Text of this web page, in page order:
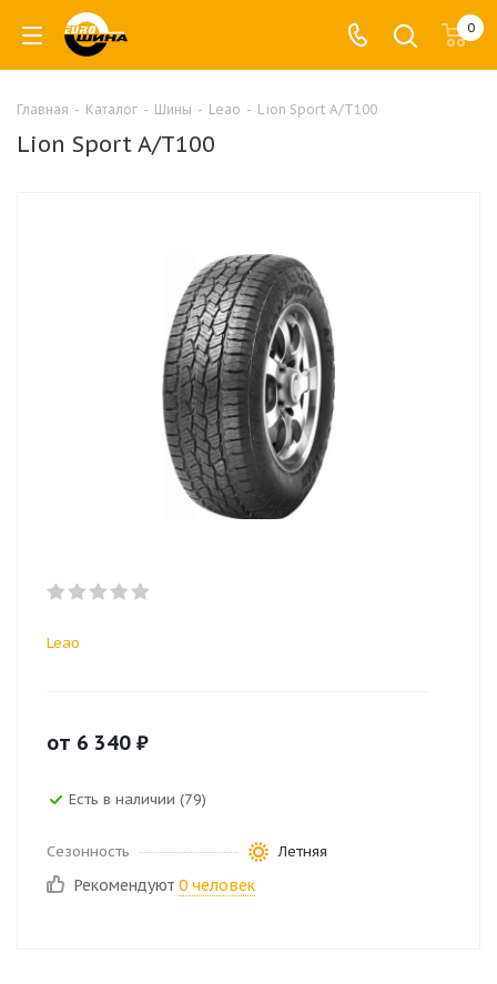
0
Главная - Каталог - Шины - Leao - Lion Sport A/T100
Lion Sport A/T100
Leao
от 6 340 ₽
Есть в наличии (79)
Сезонность Летняя
Рекомендуют 0 человек